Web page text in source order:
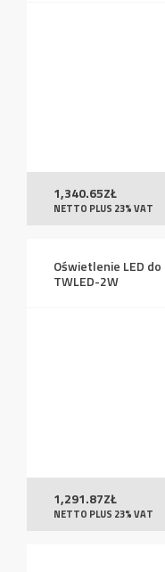
1,340.65ZŁ
NETTO PLUS 23% VAT
Oświetlenie LED
TWLED-2W
1,291.87ZŁ
NETTO PLUS 23% VAT